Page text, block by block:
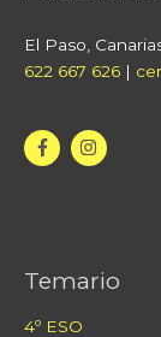
El Paso,
622 667 626 |
Temario
4º ESO